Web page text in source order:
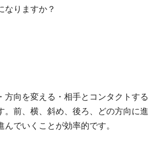
なりますか？
向を変える・相手とコンタクトする
前、横、斜め、後ろ、どの方向に進
でいくことが効率的です。